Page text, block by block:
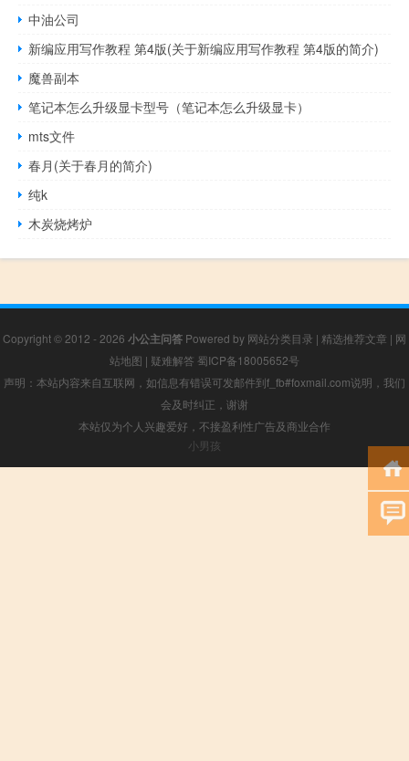
中油公司
新编应用写作教程 第4版(关于新编应用写作教程 第4版的简介)
魔兽副本
笔记本怎么升级显卡型号（笔记本怎么升级显卡）
mts文件
春月(关于春月的简介)
纯k
木炭烧烤炉
Copyright © 2012 - 2026 小公主问答 Powered by 网站分类目录 | 精选推荐文章 | 网
站地图 | 疑难解答 蜀ICP备18005652号
声明：本站内容来自互联网，如信息有错误可发邮件到f_fb#foxmail.com说明，我们
会及时纠正，谢谢
本站仅为个人兴趣爱好，不接盈利性广告及商业合作
小男孩